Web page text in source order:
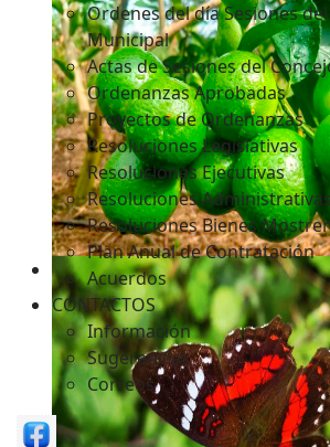
Ordenes del día Sesiones
Municipal
Actas de Sesiones del
Ordenanzas Aprobadas
Proyectos de Ordenanzas
Resoluciones Legislativas
Resoluciones Ejecutivas
Resoluciones Administrativas
Resoluciones Bienes
Plan Anual de Contratación
Acuerdos
CONTACTOS
Información
Sugerencias
Correos